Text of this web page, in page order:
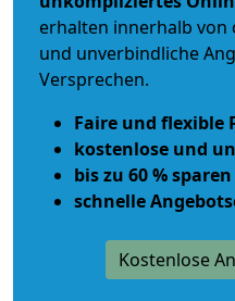
erhalten innerhalb von
und unverbindliche
Versprechen.
Faire und flexible
kostenlose und
bis zu 60 % sparen
schnelle
Kostenlose